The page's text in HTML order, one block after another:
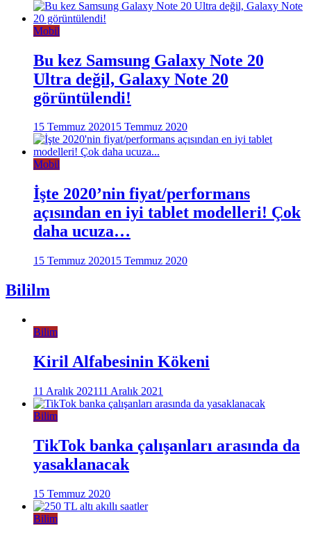
Mobil
Bu kez Samsung Galaxy Note 20
Ultra değil, Galaxy Note 20
görüntülendi!
15 Temmuz 202015 Temmuz 2020
Mobil
İşte 2020’nin fiyat/performans
açısından en iyi tablet modelleri! Çok
daha ucuza…
15 Temmuz 202015 Temmuz 2020
Bililm
Bilim
Kiril Alfabesinin Kökeni
11 Aralık 202111 Aralık 2021
Bilim
TikTok banka çalışanları arasında da
yasaklanacak
15 Temmuz 2020
Bilim